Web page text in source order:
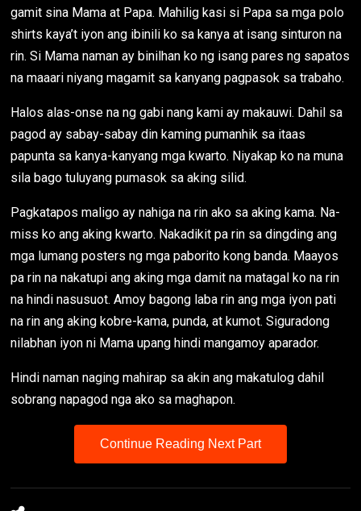
gamit sina Mama at Papa. Mahilig kasi si Papa sa mga polo
shirts kaya’t iyon ang ibinili ko sa kanya at isang sinturon na
rin. Si Mama naman ay binilhan ko ng isang pares ng sapatos
na maaari niyang magamit sa kanyang pagpasok sa trabaho.
Halos alas-onse na ng gabi nang kami ay makauwi. Dahil sa
pagod ay sabay-sabay din kaming pumanhik sa itaas
papunta sa kanya-kanyang mga kwarto. Niyakap ko na muna
sila bago tuluyang pumasok sa aking silid.
Pagkatapos maligo ay nahiga na rin ako sa aking kama. Na-
miss ko ang aking kwarto. Nakadikit pa rin sa dingding ang
mga lumang posters ng mga paborito kong banda. Maayos
pa rin na nakatupi ang aking mga damit na matagal ko na rin
na hindi nasusuot. Amoy bagong laba rin ang mga iyon pati
na rin ang aking kobre-kama, punda, at kumot. Siguradong
nilabhan iyon ni Mama upang hindi mangamoy aparador.
Hindi naman naging mahirap sa akin ang makatulog dahil
sobrang napagod nga ako sa maghapon.
Continue Reading Next Part